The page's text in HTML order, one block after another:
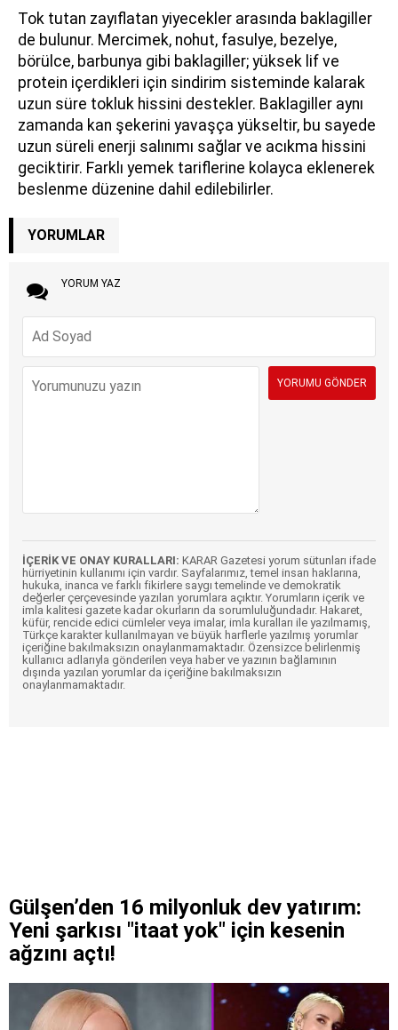
Tok tutan zayıflatan yiyecekler arasında baklagiller
de bulunur. Mercimek, nohut, fasulye, bezelye,
börülce, barbunya gibi baklagiller; yüksek lif ve
protein içerdikleri için sindirim sisteminde kalarak
uzun süre tokluk hissini destekler. Baklagiller aynı
zamanda kan şekerini yavaşça yükseltir, bu sayede
uzun süreli enerji salınımı sağlar ve acıkma hissini
geciktirir. Farklı yemek tariflerine kolayca eklenerek
beslenme düzenine dahil edilebilirler.
YORUMLAR
YORUM YAZ
İÇERİK VE ONAY KURALLARI: KARAR Gazetesi yorum sütunları ifade
hürriyetinin kullanımı için vardır. Sayfalarımız, temel insan haklarına,
hukuka, inanca ve farklı fikirlere saygı temelinde ve demokratik
değerler çerçevesinde yazılan yorumlara açıktır. Yorumların içerik ve
imla kalitesi gazete kadar okurların da sorumluluğundadır. Hakaret,
küfür, rencide edici cümleler veya imalar, imla kuralları ile yazılmamış,
Türkçe karakter kullanılmayan ve büyük harflerle yazılmış yorumlar
içeriğine bakılmaksızın onaylanmamaktadır. Özensizce belirlenmiş
kullanıcı adlarıyla gönderilen veya haber ve yazının bağlamının
dışında yazılan yorumlar da içeriğine bakılmaksızın
onaylanmamaktadır.
Gülşen’den 16 milyonluk dev yatırım:
Yeni şarkısı "itaat yok" için kesenin
ağzını açtı!